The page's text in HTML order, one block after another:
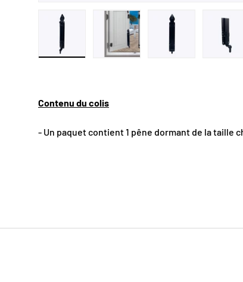
Contenu du colis
- Un paquet contient 1 pêne dormant de la taille